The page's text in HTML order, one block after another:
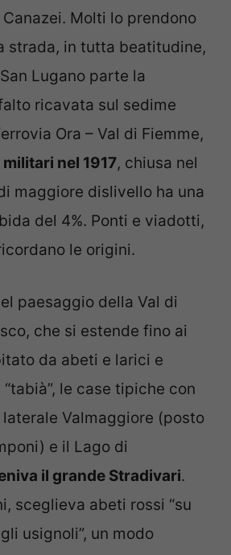
Molti lo prendono
strada, in tutta beatitudine,
Lugano parte la
ricavata sul sedime
Ora – Val di Fiemme,
nel 1917, chiusa nel
maggiore dislivello ha una
del 4%. Ponti e viadotti,
le origini.
paesaggio della Val di
che si estende fino ai
da abeti e larici e
le case tipiche con
Valmaggiore (posto
e il Lago di
il grande Stradivari.
sceglieva abeti rossi “su
usignoli”, un modo